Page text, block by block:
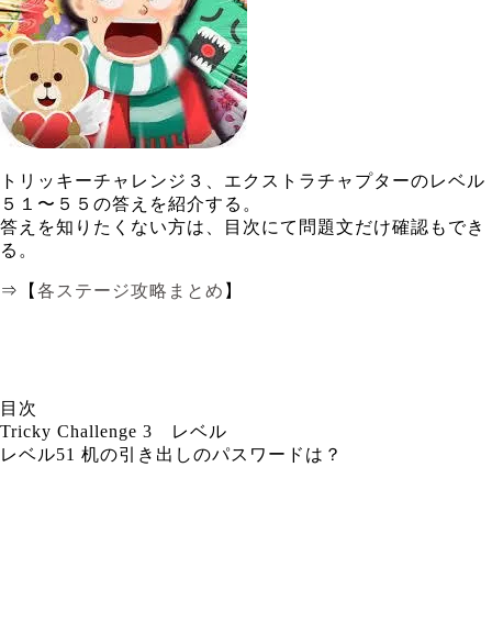
トリッキーチャレンジ３、エクストラチャプターのレベル
５１〜５５の答えを紹介する。
答えを知りたくない方は、目次にて問題文だけ確認もでき
る。
⇒【 各ステージ攻略まとめ 】
目次
Tricky Challenge 3 レベル
レベル51 机の引き出しのパスワードは？